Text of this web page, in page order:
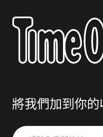
將我們加到你的
請